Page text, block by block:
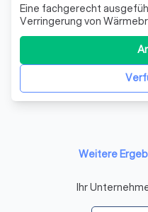
Eine fachgerecht
Verringerung von
bei.
Weitere
Ihr